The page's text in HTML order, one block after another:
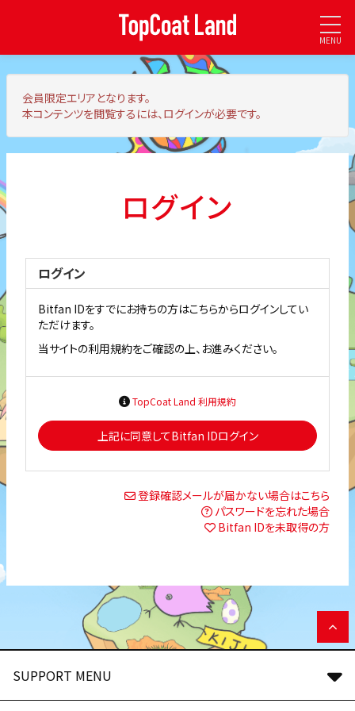
MENU
会員限定エリア となります。
本コンテンツを閲覧するには、ログインが必要です。
ログイン
ログイン
Bitfan IDをすでにお持ちの方はこちらからログインしてい
ただけます。
当サイトの利用規約をご確認の上、お進みください。
TopCoat Land 利用規約
上記に同意してBitfan IDログイン
登録確認メールが届かない場合はこちら
パスワードを忘れた場合
Bitfan IDを未取得の方
SUPPORT MENU